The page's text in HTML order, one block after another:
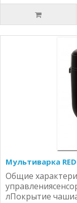
Мультиварка
Общие
лПокрытие